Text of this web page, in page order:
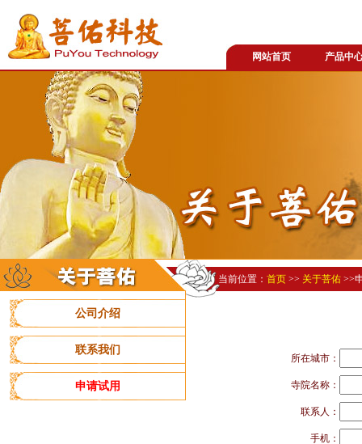
网站首页 产品中
公司介绍
联系我们
申请试用
当前位置： 首页 >> 关于菩佑 >>
所在城市：
寺院名称：
联系人：
手机：